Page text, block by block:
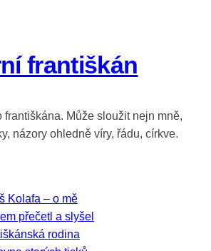
františkán
františkána. Může sloužit nejn mně,
názory ohledně víry, řádu, církve.
Kolafa – o mě
přečetl a slyšel
rodina